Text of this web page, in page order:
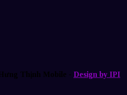
Thịnh Mobile - Design by IPI